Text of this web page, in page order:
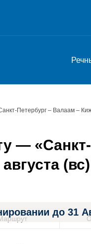
Петербург – Валаам –
—
(вс)
до 31